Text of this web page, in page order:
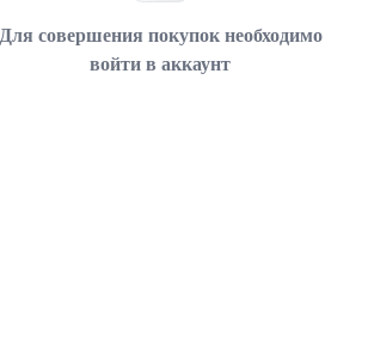
Для совершения покупок необходимо
войти в аккаунт